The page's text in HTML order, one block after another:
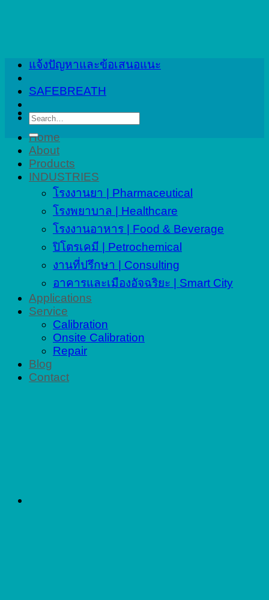
Home
About
Products
INDUSTRIES
โรงงานยา | Pharmaceutical
โรงพยาบาล | Healthcare
โรงงานอาหาร | Food & Beverage
ปิโตรเคมี | Petrochemical
งานที่ปรึกษา | Consulting
อาคารและเมืองอัจฉริยะ | Smart City
Applications
Service
Calibration
Onsite Calibration
Repair
Blog
Contact
แจ้งปัญหาและข้อเสนอแนะ
SAFEBREATH
Search